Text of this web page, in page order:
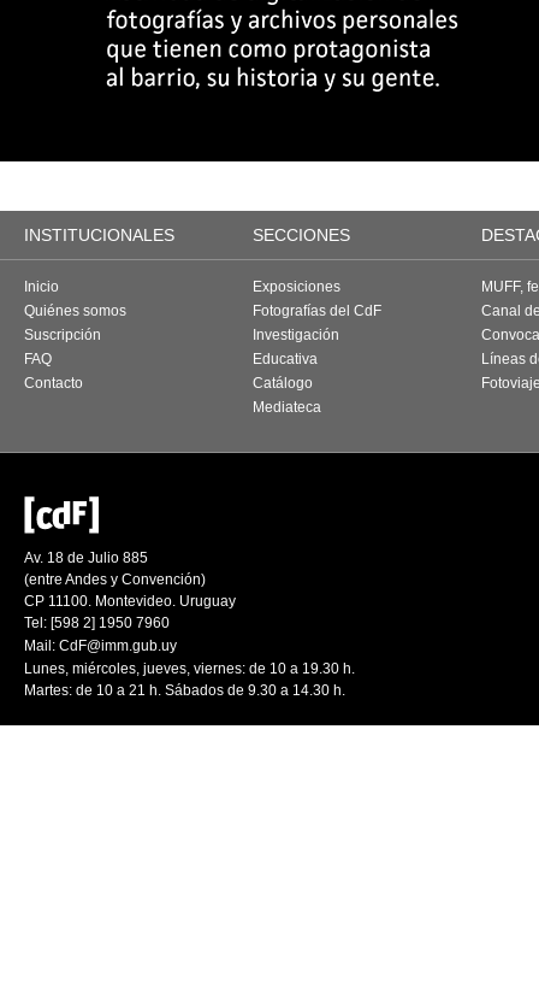
INSTITUCIONALES SECCIONES
Inicio
Quiénes somos
Suscripción
FAQ
Contacto
Exposiciones
Fotografías del CdF
Investigación
Educativa
Catálogo
Mediateca
MUFF,
Canal
Líneas
Av. 18 de Julio 885
(entre Andes y Convención)
CP 11100. Montevideo. Uruguay
Tel: [598 2] 1950 7960
Mail: CdF@imm.gub.uy
Lunes, miércoles, jueves, viernes: de 10 a 19.30 h.
Martes: de 10 a 21 h. Sábados de 9.30 a 14.30 h.